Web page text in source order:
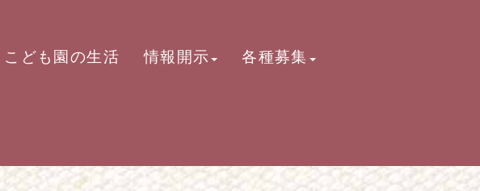
こども園の生活 情報開示 各種募集